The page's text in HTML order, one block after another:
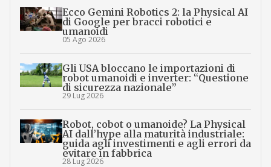
Ecco Gemini Robotics 2: la Physical AI
di Google per bracci robotici e
umanoidi
05 Ago 2026
Gli USA bloccano le importazioni di
robot umanoidi e inverter: “Questione
di sicurezza nazionale”
29 Lug 2026
Robot, cobot o umanoide? La Physical
AI dall’hype alla maturità industriale:
guida agli investimenti e agli errori da
evitare in fabbrica
28 Lug 2026